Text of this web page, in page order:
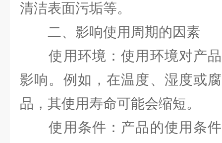
清洁表面污垢等。
二、影响使用周期的因素
使用环境：使用环境对产品
影响。例如，在温度、湿度或
品，其使用寿命可能会缩短。
使用条件：产品的使用条件